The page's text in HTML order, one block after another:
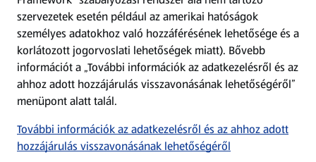
Szervizpont
(új oldalon nyílik meg)
Fedezz fel minket az interneten!
Töltsd le az ALDI Magyarország applikációt!
szervezetek esetén például az amerikai hatóságok
személyes adatokhoz való hozzáférésének lehetősége és a
korlátozott jogorvoslati lehetőségek miatt). Bővebb
információt a „További információk az adatkezelésről és az
ahhoz adott hozzájárulás visszavonásának lehetőségéről”
menüpont alatt talál.
További információk az adatkezelésről és az ahhoz adott
hozzájárulás visszavonásának lehetőségéről